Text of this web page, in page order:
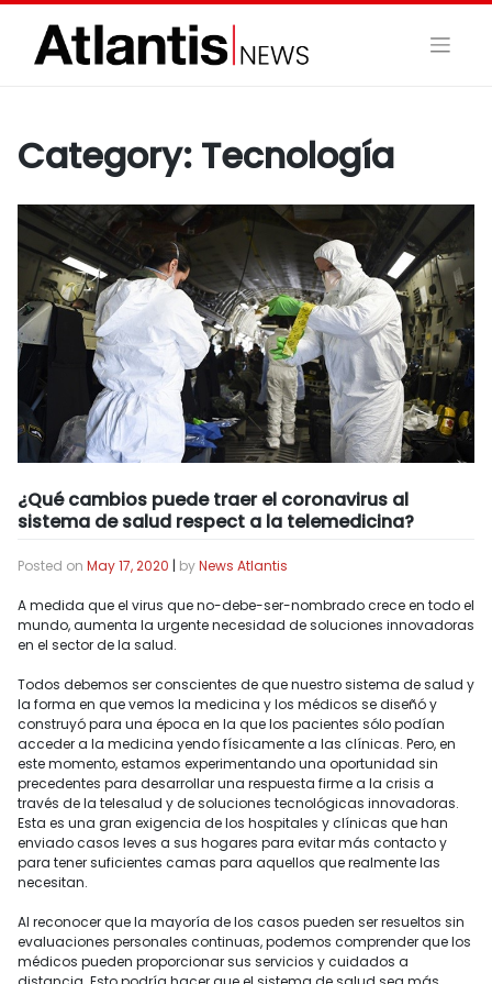
Skip
content
Category: Tecnología
¿Qué cambios puede traer el coronavirus al
sistema de salud respect a la telemedicina?
Posted on May 17, 2020 | byNews Atlantis
A medida que el virus que no-debe-ser-nombrado crece en todo el
mundo, aumenta la urgente necesidad de soluciones innovadoras
en el sector de la salud.
Todos debemos ser conscientes de que nuestro sistema de salud y
la forma en que vemos la medicina y los médicos se diseñó y
construyó para una época en la que los pacientes sólo podían
acceder a la medicina yendo físicamente a las clínicas. Pero, en
este momento, estamos experimentando una oportunidad sin
precedentes para desarrollar una respuesta firme a la crisis a
través de la telesalud y de soluciones tecnológicas innovadoras.
Esta es una gran exigencia de los hospitales y clínicas que han
enviado casos leves a sus hogares para evitar más contacto y
para tener suficientes camas para aquellos que realmente las
necesitan.
Al reconocer que la mayoría de los casos pueden ser resueltos sin
evaluaciones personales continuas, podemos comprender que los
médicos pueden proporcionar sus servicios y cuidados a